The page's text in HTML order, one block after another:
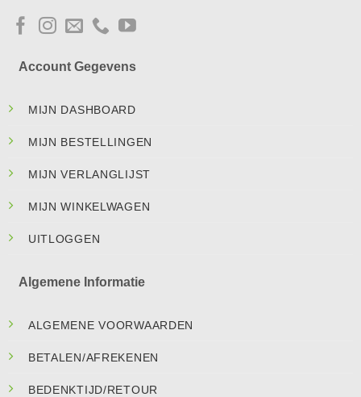
Account Gegevens
MIJN DASHBOARD
MIJN BESTELLINGEN
MIJN VERLANGLIJST
MIJN WINKELWAGEN
UITLOGGEN
Algemene Informatie
ALGEMENE VOORWAARDEN
BETALEN/AFREKENEN
BEDENKTIJD/RETOUR